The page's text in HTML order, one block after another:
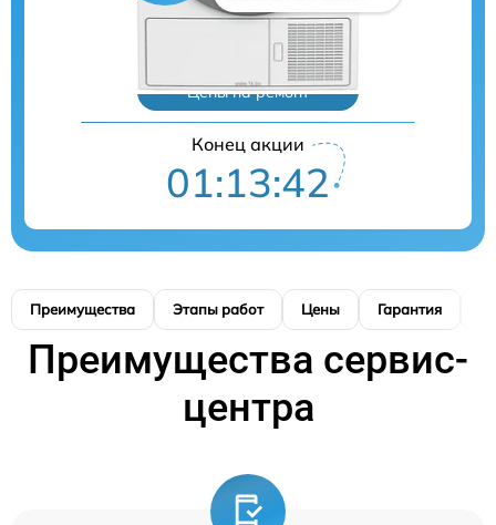
Цены на ремонт
Конец акции
01:13:41
Преимущества Этапы работ Цены Гарантия
Преимущества сервис-
центра